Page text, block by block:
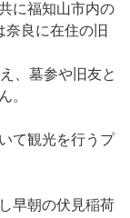
に福知山市内の
奈良に在住の旧
、墓参や旧友と
。
て観光を行うプ
早朝の伏見稲荷